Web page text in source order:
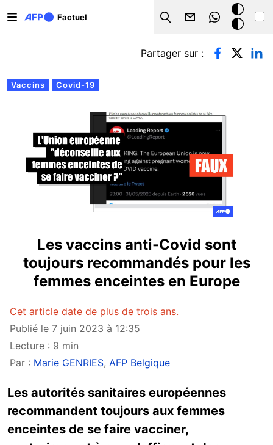
Factuel
Search
Mode
sombre
Onglets principaux
Vaccins Covid-19
Partager sur :
Les vaccins anti-Covid sont
toujours recommandés pour les
femmes enceintes en Europe
Cet article date de plus de trois ans.
Publié le 7 juin 2023 à 12:35
Lecture : 9 min
Par : Marie GENRIES, AFP Belgique
Les autorités sanitaires européennes
recommandent toujours aux femmes
enceintes de se faire vacciner,